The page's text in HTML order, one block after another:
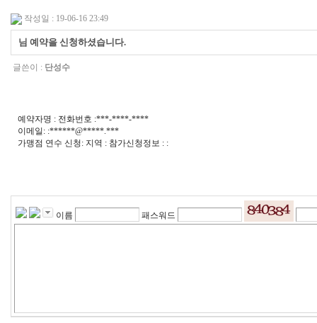
작성일 : 19-06-16 23:49
님 예약을 신청하셨습니다.
글쓴이 : 단성수
예약자명 : 전화번호 :***-****-****
이메일: :******@*****.***
가맹점 연수 신청: 지역 : 참가신청정보 : :
이름 패스워드